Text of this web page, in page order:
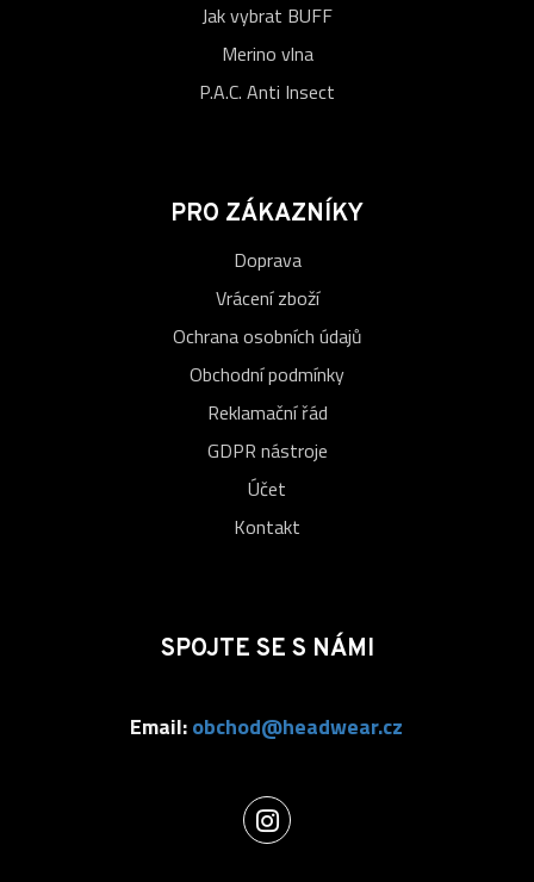
Jak vybrat BUFF
Merino vlna
P.A.C. Anti Insect
PRO ZÁKAZNÍKY
Doprava
Vrácení zboží
Ochrana osobních údajů
Obchodní podmínky
Reklamační řád
GDPR nástroje
Účet
Kontakt
SPOJTE SE S NÁMI
Email:obchod@headwear.cz